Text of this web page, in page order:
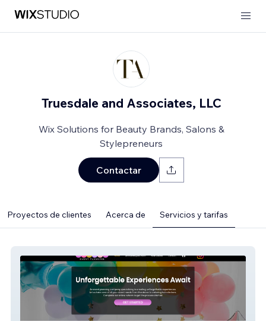
Truesdale and Associates, LLC
Wix Solutions for Beauty Brands, Salons &
Stylepreneurs
Contactar
Proyectos de clientes Acerca de Servicios y tarifas